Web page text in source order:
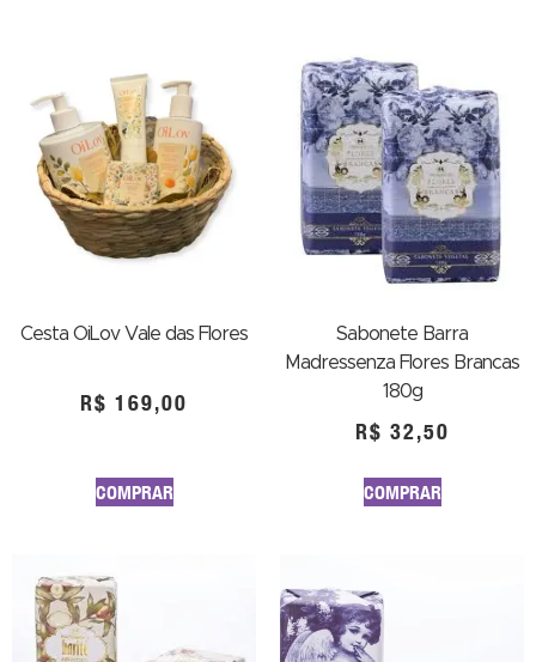
Cesta OiLov Vale das Flores
R$ 169,00
COMPRAR
Sabonete Barra
Madressenza Flores Brancas
180g
R$ 32,50
COMPRAR